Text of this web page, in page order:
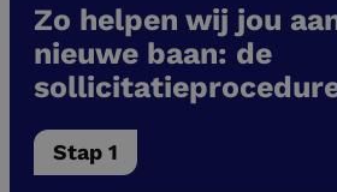
Zo helpen wij jou
nieuwe baan: de
Stap 1